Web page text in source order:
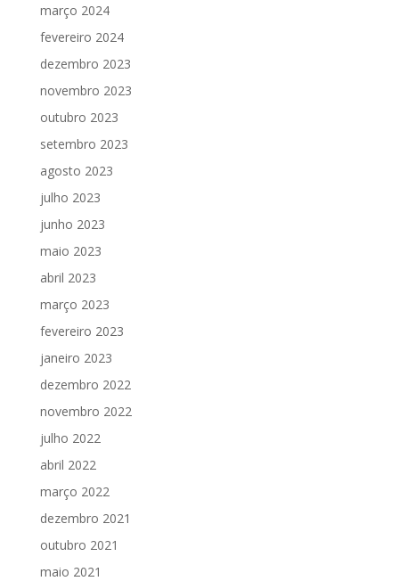
março 2024
fevereiro 2024
dezembro 2023
novembro 2023
outubro 2023
setembro 2023
agosto 2023
julho 2023
junho 2023
maio 2023
abril 2023
março 2023
fevereiro 2023
janeiro 2023
dezembro 2022
novembro 2022
julho 2022
abril 2022
março 2022
dezembro 2021
outubro 2021
maio 2021